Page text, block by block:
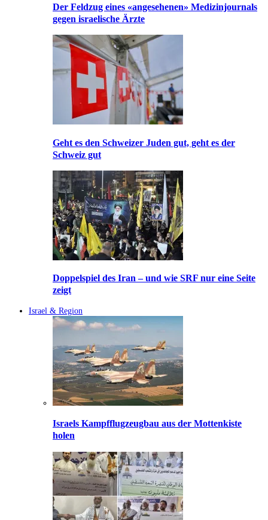
Der Feldzug eines «angesehenen» Medizinjournals
gegen israelische Ärzte
Geht es den Schweizer Juden gut, geht es der
Schweiz gut
Doppelspiel des Iran – und wie SRF nur eine Seite
zeigt
Israel & Region
Israels Kampfflugzeugbau aus der Mottenkiste
holen